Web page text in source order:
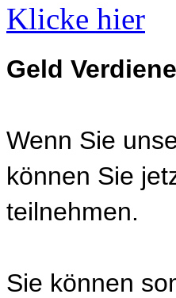
Klicke hier
Geld
Wenn Sie
können Sie
teilnehmen.
Sie können